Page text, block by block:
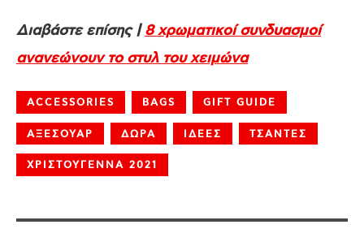
Διαβάστε επίσης |8 χρωματικοί συνδυασμοί
ανανεώνουν το στυλ του χειμώνα
ACCESSORIES BAGS GIFT GUIDE
ΑΞΕΣΟΥΑΡ ΔΩΡΑ ΙΔΕΕΣ ΤΣΑΝΤΕΣ
ΧΡΙΣΤΟΥΓΕΝΝΑ 2021